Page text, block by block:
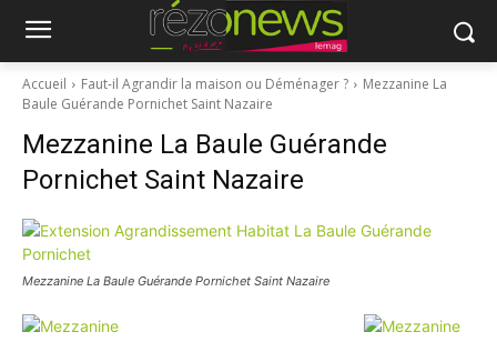
Accueil Faut-il Agrandir la maison ou Déménager ?
Mezzanine La
Baule Guérande Pornichet Saint Nazaire
Mezzanine La Baule Guérande
Pornichet Saint Nazaire
Mezzanine La Baule Guérande Pornichet Saint Nazaire